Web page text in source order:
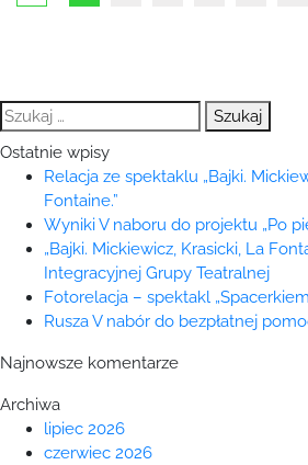
Szukaj:
Ostatnie wpisy
Relacja ze spektaklu „Bajki.
Fontaine.”
Wyniki V naboru do projektu „Po
„Bajki. Mickiewicz, Krasicki, La
Integracyjnej Grupy Teatralnej
Fotorelacja – spektakl
Rusza V nabór do bezpłatnej
Najnowsze komentarze
Archiwa
lipiec 2026
czerwiec 2026